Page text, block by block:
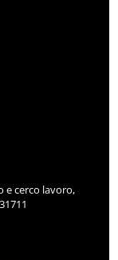
e cerco lavoro,